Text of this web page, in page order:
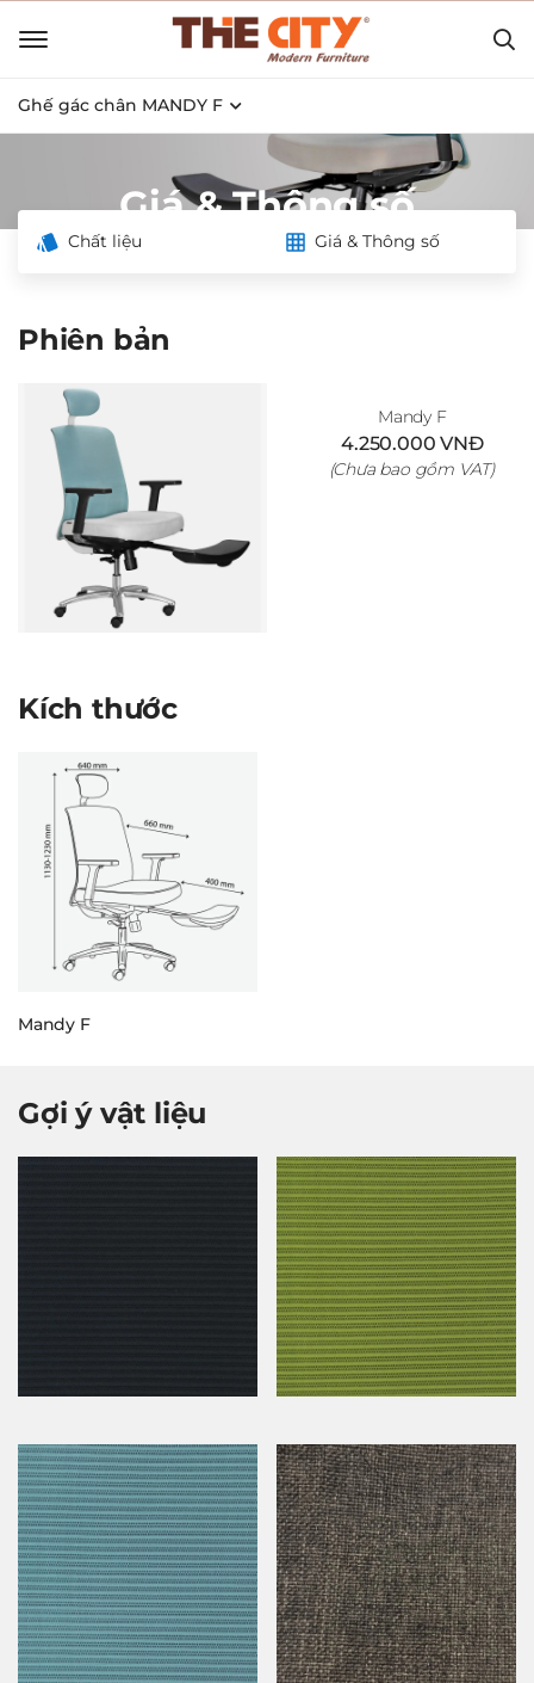
Ghế gác chân MANDY F
Giá & Thông số
Chất liệu Giá & Thông số
Phiên bản
Mandy F
4.250.000 VNĐ
(Chưa bao gồm VAT)
Kích thước
Mandy F
Gợi ý vật liệu